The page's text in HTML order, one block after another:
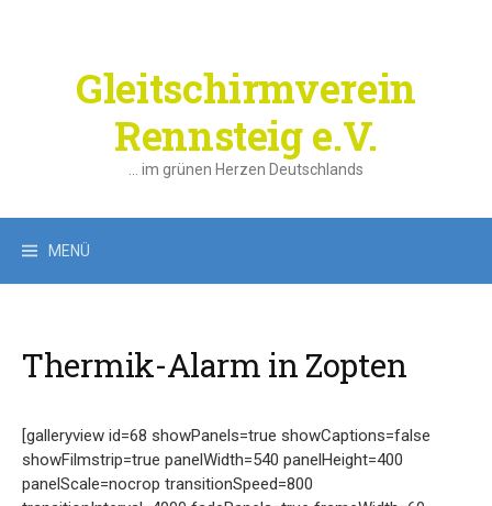
Gleitschirmverein
Rennsteig e.V.
… im grünen Herzen Deutschlands
MENÜ
Thermik-Alarm in Zopten
[galleryview id=68 showPanels=true showCaptions=false
showFilmstrip=true panelWidth=540 panelHeight=400
panelScale=nocrop transitionSpeed=800